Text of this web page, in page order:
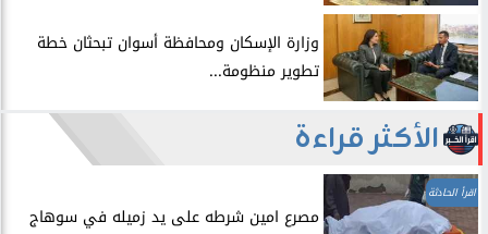
وزارة الإسكان ومحافظة أسوان تبحثان خطة
تطوير منظومة...
الأكثر قراءة
اقرأ الحادثة
مصرع امين شرطه على يد زميله في سوهاج